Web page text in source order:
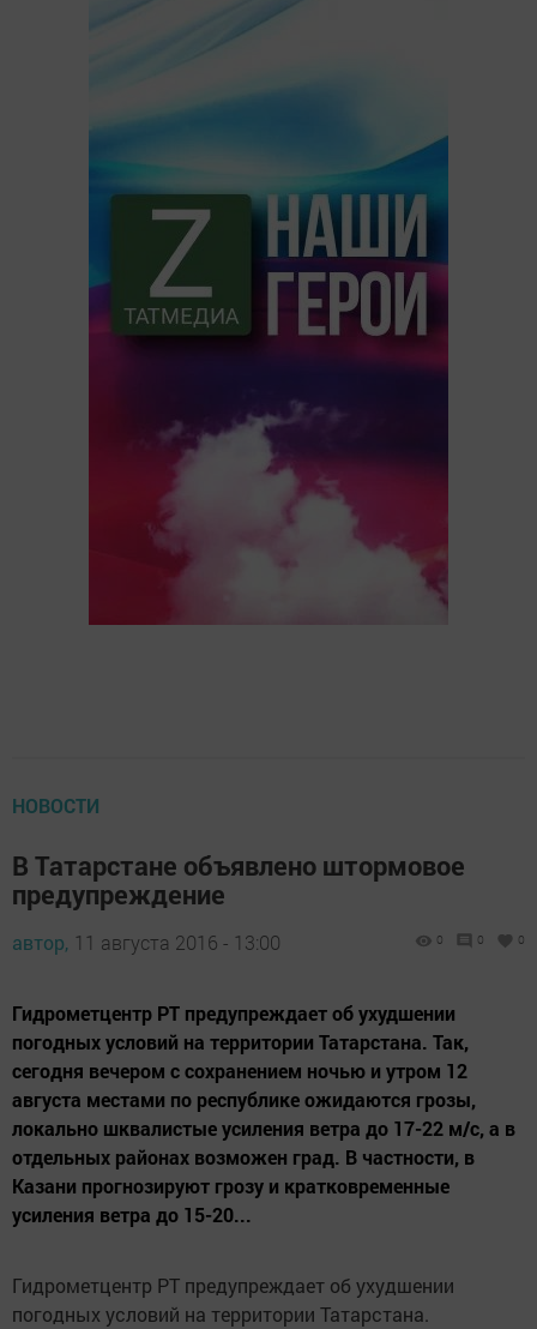
НОВОСТИ
В Татарстане объявлено штормовое
предупреждение
автор, 11 августа 2016 - 13:00 0 0 0
Гидрометцентр РТ предупреждает об ухудшении
погодных условий на территории Татарстана. Так,
сегодня вечером с сохранением ночью и утром 12
августа местами по республике ожидаются грозы,
локально шквалистые усиления ветра до 17-22 м/с, а в
отдельных районах возможен град. В частности, в
Казани прогнозируют грозу и кратковременные
усиления ветра до 15-20...
Гидрометцентр РТ предупреждает об ухудшении
погодных условий на территории Татарстана.